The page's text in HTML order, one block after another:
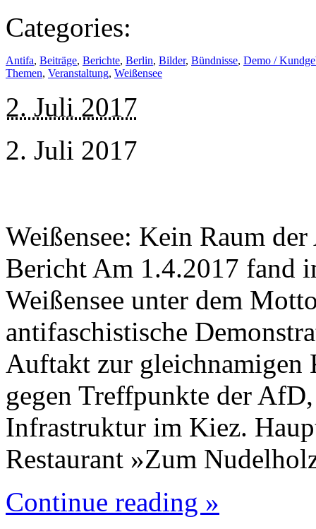
Categories:
Antifa, Beiträge, Berichte, Berlin, Bilder, Bündnisse, Demo /
Themen, Veranstaltung, Weißensee
2. Juli 2017
2. Juli 2017
Weißensee: Kein Raum
Bericht Am 1.4.2017 fand
Weißensee unter dem
antifaschistische
Auftakt zur gleichnamigen
gegen Treffpunkte der
Infrastruktur im Kiez.
Restaurant »Zum
Continue reading »